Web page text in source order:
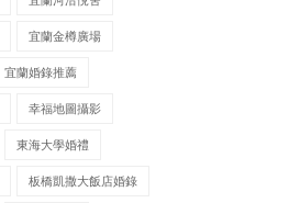
宜蘭金樽廣場
宜蘭婚錄推薦
幸福地圖攝影
東海大學婚禮
板橋凱撒大飯店婚錄